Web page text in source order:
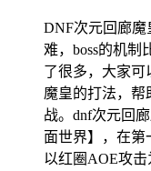
DNF次元回廊魔
难，boss的机制
了很多，大家可
魔皇的打法，帮
战。dnf次元回
面世界】，在第
以红圈AOE攻击